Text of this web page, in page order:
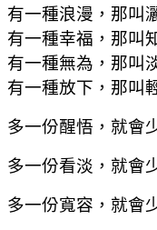
有一種浪漫，那叫
有一種幸福，那叫
有一種無為 ，那叫
有一種放下，那叫
多一份醒悟，就會
多一份看淡，就會
多一份寬容，就會